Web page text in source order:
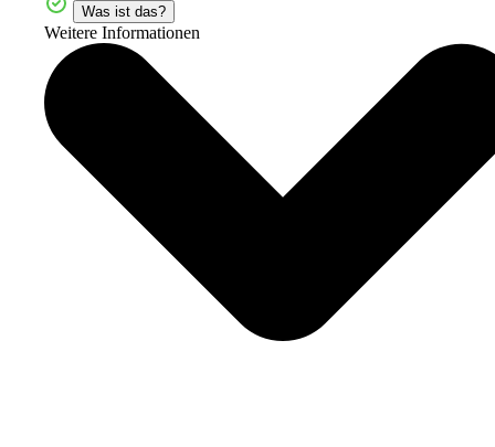
Was ist das?
Weitere Informationen